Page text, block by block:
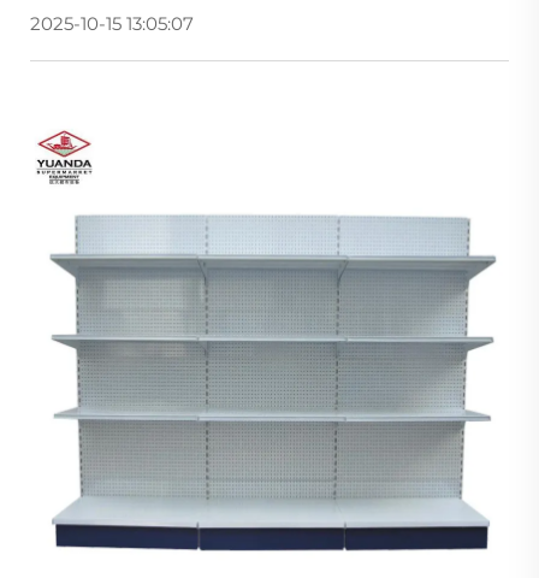
2025-10-15 13:05:07